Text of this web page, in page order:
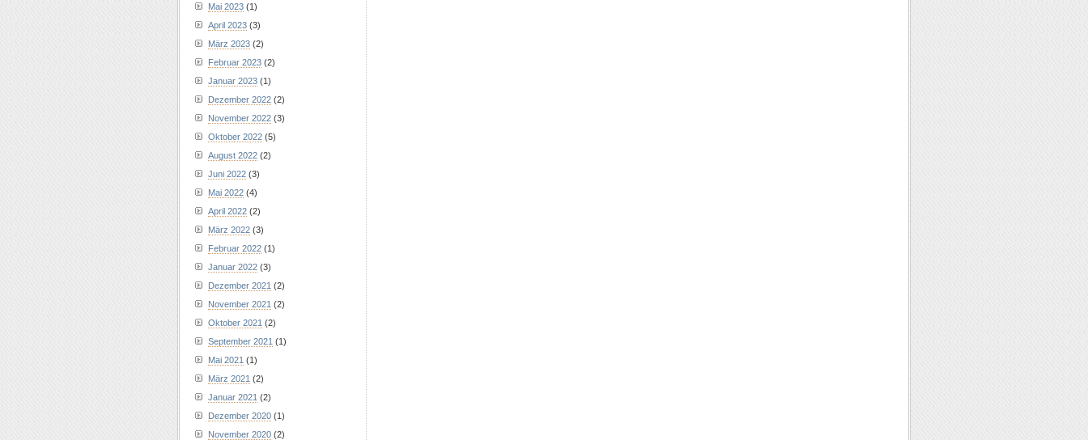
Mai 2023 (1)
April 2023 (3)
März 2023 (2)
Februar 2023 (2)
Januar 2023 (1)
Dezember 2022 (2)
November 2022 (3)
Oktober 2022 (5)
August 2022 (2)
Juni 2022 (3)
Mai 2022 (4)
April 2022 (2)
März 2022 (3)
Februar 2022 (1)
Januar 2022 (3)
Dezember 2021 (2)
November 2021 (2)
Oktober 2021 (2)
September 2021 (1)
Mai 2021 (1)
März 2021 (2)
Januar 2021 (2)
Dezember 2020 (1)
November 2020 (2)